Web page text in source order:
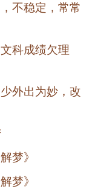
不稳定，常常
科成绩欠理
外出为妙，改
梦》
梦》